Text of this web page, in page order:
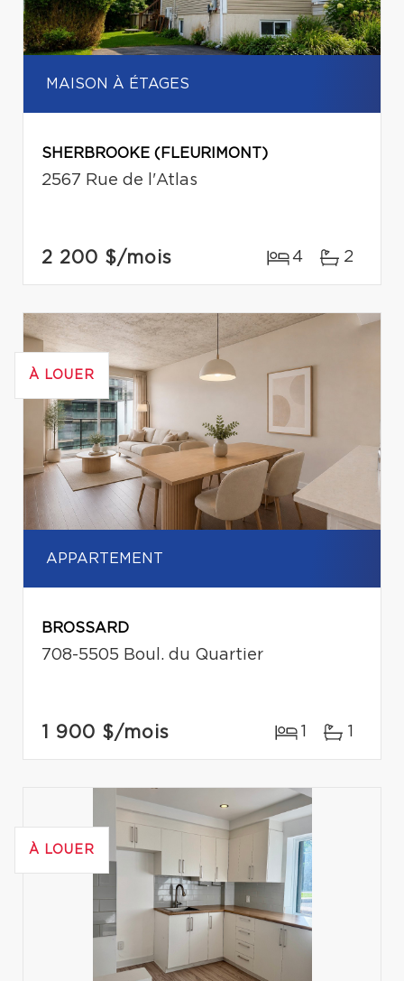
MAISON À ÉTAGES
SHERBROOKE (FLEURIMONT)
2567 Rue de l'Atlas
2 200 $/mois 4 2
À LOUER
APPARTEMENT
BROSSARD
708-5505 Boul. du Quartier
1 900 $/mois 1 1
À LOUER